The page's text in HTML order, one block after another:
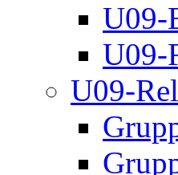
U09-
U09-
U09-